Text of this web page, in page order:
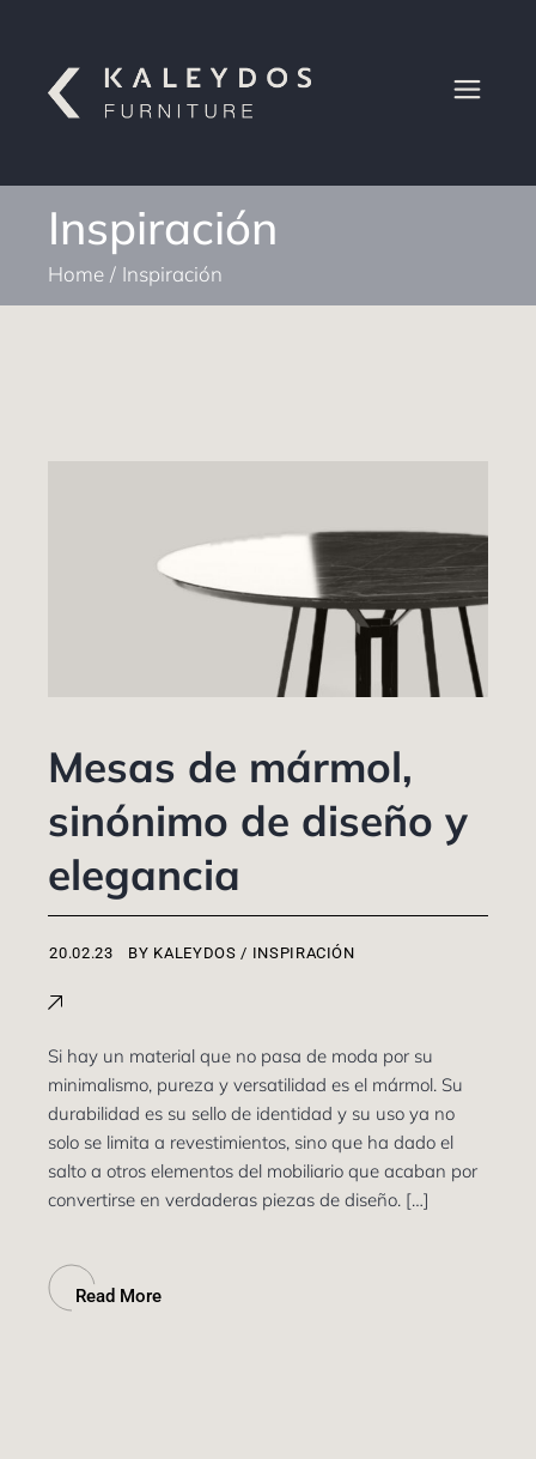
Inspiración
Home Inspiración
Mesas de mármol,
sinónimo de diseño y
elegancia
BY KALEYDOS INSPIRACIÓN
Si hay un material que no pasa de moda por su
minimalismo, pureza y versatilidad es el mármol. Su
durabilidad es su sello de identidad y su uso ya no
solo se limita a revestimientos, sino que ha dado el
salto a otros elementos del mobiliario que acaban por
convertirse en verdaderas piezas de diseño. […]
Read More